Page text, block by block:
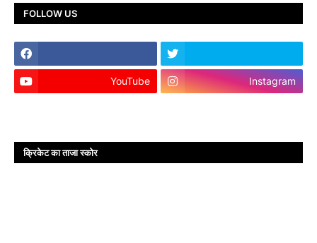
FOLLOW US
YouTube Instagram
क्रिकेट का ताजा स्कोर